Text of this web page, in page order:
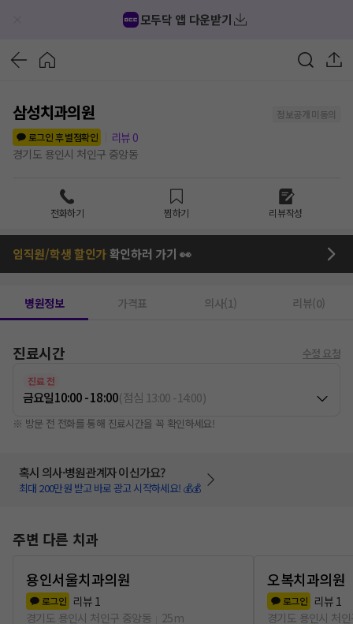
모두닥 앱 다운받기
삼성치과의원
정보공개 미동의
로그인 후 별점확인
리뷰 0
경기도 용인시 처인구 중앙동
전화하기 찜하기 리뷰작성
임직원/학생 할인가확인하러 가기 👀
병원정보 가격표 의사(1) 리뷰(0)
진료시간 수정 요청
진료 전
금요일10:00 - 18:00(점심 13:00-14:00)
※ 방문 전 전화를 통해 진료시간을 꼭 확인하세요!
혹시 의사·병원관계자 이신가요?
최대 200만원 받고 바로 광고 시작하세요! 💰💰
주변 다른 치과
용인서울치과의원
로그인 리뷰 1
경기도 용인시 처인구 중앙동
25m
오복치과의원
로그인 리뷰 1
경기도 용인시 처